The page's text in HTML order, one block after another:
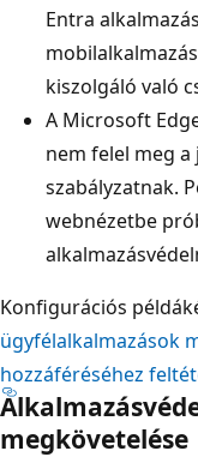
Entra
kiszolgáló való
A Microsoft
nem felel meg
szabályzatnak.
webnézetbe
Konfigurációs
ügyfélalkalmazások
hozzáféréséhez
megkövetelése